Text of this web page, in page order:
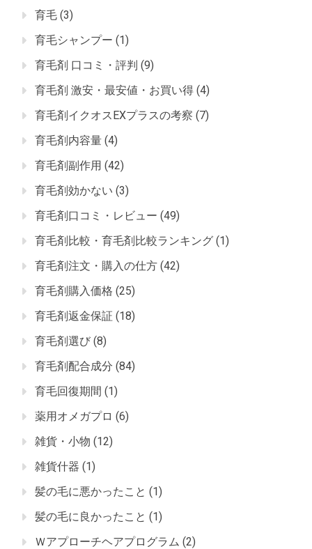
育毛 (3)
育毛シャンプー (1)
育毛剤 口コミ・評判 (9)
育毛剤 激安・最安値・お買い得 (4)
育毛剤イクオスEXプラスの考察 (7)
育毛剤内容量 (4)
育毛剤副作用 (42)
育毛剤効かない (3)
育毛剤口コミ・レビュー (49)
育毛剤比較・育毛剤比較ランキング (1)
育毛剤注文・購入の仕方 (42)
育毛剤購入価格 (25)
育毛剤返金保証 (18)
育毛剤選び (8)
育毛剤配合成分 (84)
育毛回復期間 (1)
薬用オメガプロ (6)
雑貨・小物 (12)
雑貨什器 (1)
髪の毛に悪かったこと (1)
髪の毛に良かったこと (1)
Ｗアプローチヘアプログラム (2)